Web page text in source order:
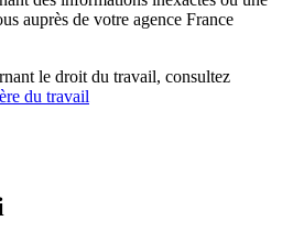
auprès de votre agence France
le droit du travail, consultez
du travail